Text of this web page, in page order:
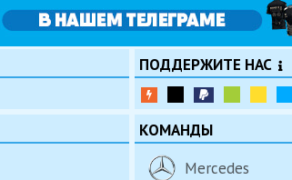
ПОДДЕРЖИТЕ НАС
КОМАНДЫ
Mercedes